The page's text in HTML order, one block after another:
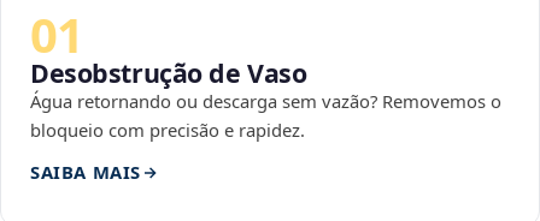
01
Desobstrução de Vaso
Água retornando ou descarga sem vazão? Removemos o
bloqueio com precisão e rapidez.
SAIBA MAIS